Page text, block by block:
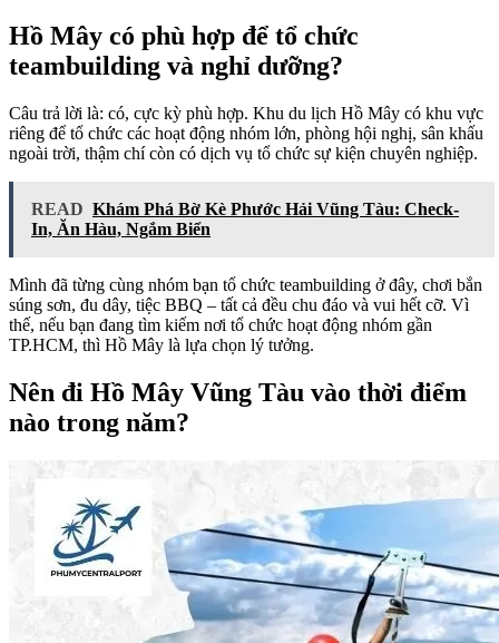
Hồ Mây có phù hợp để tổ chức
teambuilding và nghỉ dưỡng?
Câu trả lời là: có, cực kỳ phù hợp. Khu du lịch Hồ Mây có khu vực
riêng để tổ chức các hoạt động nhóm lớn, phòng hội nghị, sân khấu
ngoài trời, thậm chí còn có dịch vụ tổ chức sự kiện chuyên nghiệp.
READ Khám Phá Bờ Kè Phước Hải Vũng Tàu: Check-
In, Ăn Hàu, Ngắm Biển
Mình đã từng cùng nhóm bạn tổ chức teambuilding ở đây, chơi bắn
súng sơn, đu dây, tiệc BBQ – tất cả đều chu đáo và vui hết cỡ. Vì
thế, nếu bạn đang tìm kiếm nơi tổ chức hoạt động nhóm gần
TP.HCM, thì Hồ Mây là lựa chọn lý tưởng.
Nên đi Hồ Mây Vũng Tàu vào thời điểm
nào trong năm?